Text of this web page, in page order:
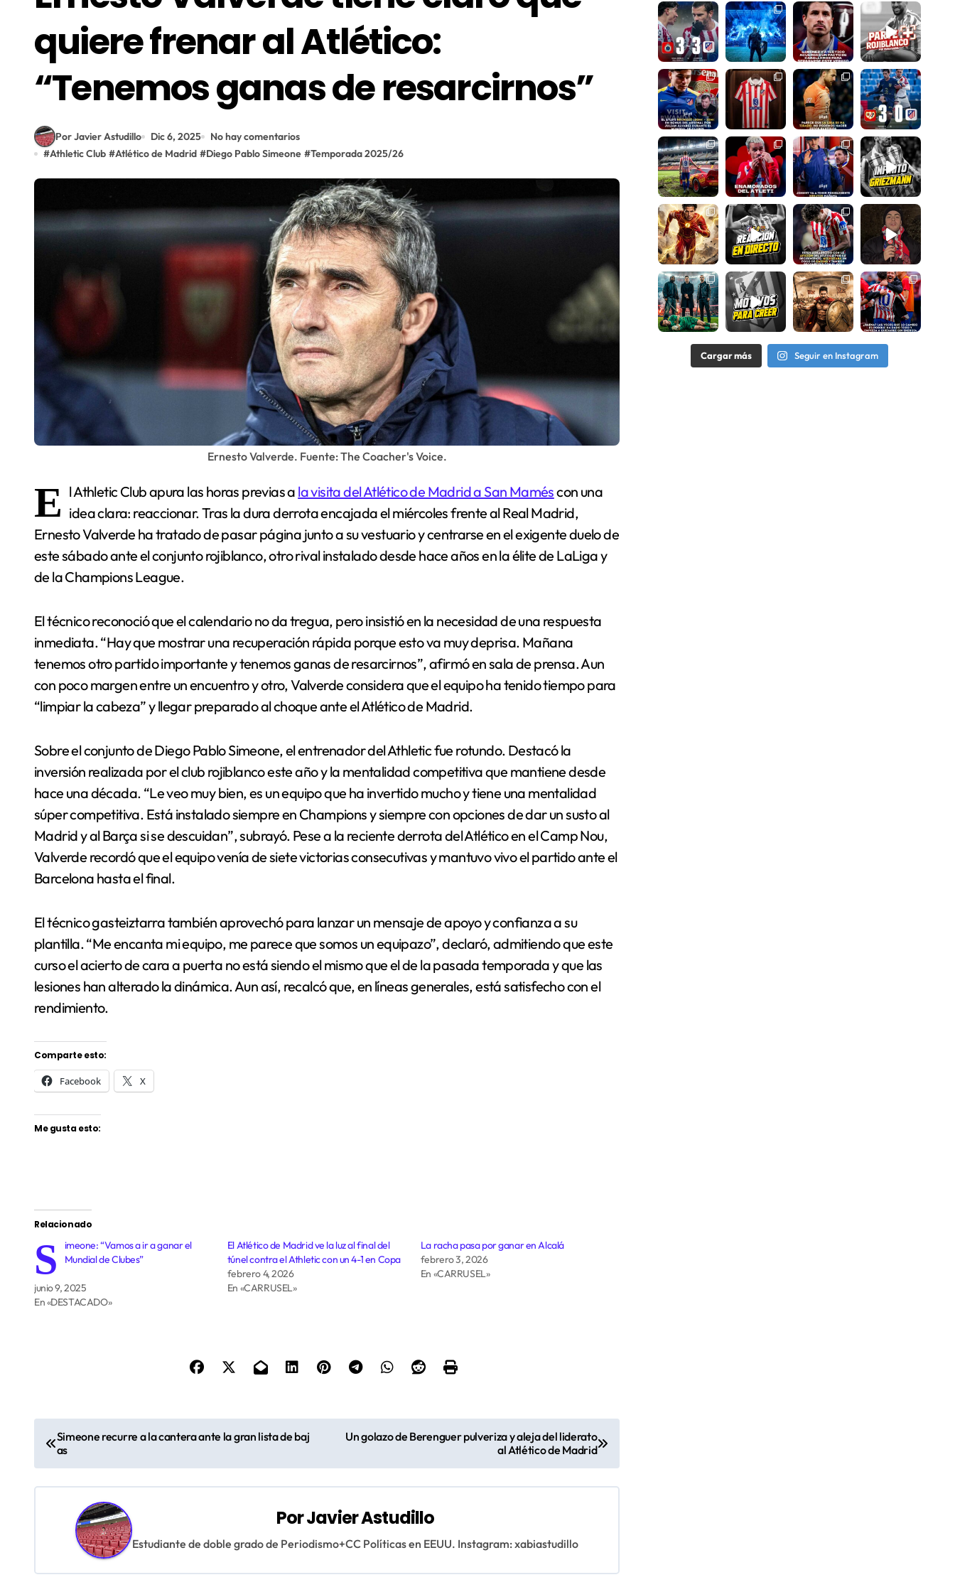
quiere frenar al Atlético:
“Tenemos ganas de resarcirnos”
Por Javier Astudillo Dic 6, 2025
No hay comentarios
#Athletic Club #Atlético de Madrid #Diego Pablo Simeone #Temporada 2025/26
Ernesto Valverde. Fuente: The Coacher's Voice.
E l Athletic Club apura las horas previas a la visita del Atlético de Madrid a San Maméscon una
idea clara: reaccionar. Tras la dura derrota encajada el miércoles frente al Real Madrid,
Ernesto Valverde ha tratado de pasar página junto a su vestuario y centrarse en el exigente duelo de
este sábado ante el conjunto rojiblanco, otro rival instalado desde hace años en la élite de LaLiga y
de la Champions League.
El técnico reconoció que el calendario no da tregua, pero insistió en la necesidad de una respuesta
inmediata. “Hay que mostrar una recuperación rápida porque esto va muy deprisa. Mañana
tenemos otro partido importante y tenemos ganas de resarcirnos”, afirmó en sala de prensa. Aun
con poco margen entre un encuentro y otro, Valverde considera que el equipo ha tenido tiempo para
“limpiar la cabeza” y llegar preparado al choque ante el Atlético de Madrid.
Sobre el conjunto de Diego Pablo Simeone, el entrenador del Athletic fue rotundo. Destacó la
inversión realizada por el club rojiblanco este año y la mentalidad competitiva que mantiene desde
hace una década. “Le veo muy bien, es un equipo que ha invertido mucho y tiene una mentalidad
súper competitiva. Está instalado siempre en Champions y siempre con opciones de dar un susto al
Madrid y al Barça si se descuidan”, subrayó. Pese a la reciente derrota del Atlético en el Camp Nou,
Valverde recordó que el equipo venía de siete victorias consecutivas y mantuvo vivo el partido ante el
Barcelona hasta el final.
El técnico gasteiztarra también aprovechó para lanzar un mensaje de apoyo y confianza a su
plantilla. “Me encanta mi equipo, me parece que somos un equipazo”, declaró, admitiendo que este
curso el acierto de cara a puerta no está siendo el mismo que el de la pasada temporada y que las
lesiones han alterado la dinámica. Aun así, recalcó que, en líneas generales, está satisfecho con el
rendimiento.
Comparte esto:
Facebook X
Me gusta esto:
Relacionado
S
imeone: “Vamos a ir a ganar el
Mundial de Clubes”
junio 9, 2025
En «DESTACADO»
El Atlético de Madrid ve la luz al final del
túnel contra el Athletic con un 4-1 en Copa
febrero 4, 2026
En «CARRUSEL»
La racha pasa por ganar en Alcalá
febrero 3, 2026
En «CARRUSEL»
N
a
v
a
Simeone recurre a la cantera ante la gran lista de baj
as
Un golazo de Berenguer pulveriza y aleja del liderato
al Atlético de Madrid
PorJavier Astudillo
Estudiante de doble grado de Periodismo+CC Políticas en EEUU. Instagram: xabiastudillo
Cargar más Seguir en Instagram